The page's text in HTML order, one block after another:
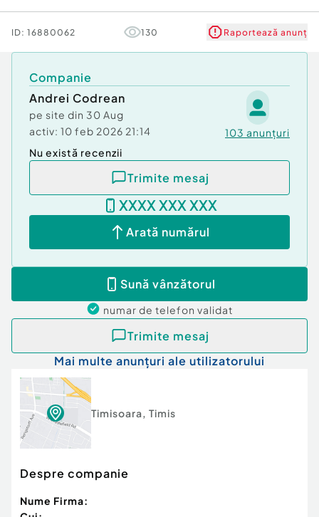
centrala termica proprie
sistem de climatizare
balcon inchis
baie cu ventilatie naturala
compartimentare practica si eficienta
zona foarte bine conectata la toate facilitatile
atat pentru locuit, cat si pentru investitie, datorita
pozitiei foarte bune si posibilitatii de amenajare
dupa propriile preferinte.
Confort:
Tip imobil: Bloc de apartamente
Număr Băi:1
Număr niveluri imobil 4
Comfort
ID: 16880062 130 Raportează anunț
Companie
Andrei Codrean
pe site din 30 Aug
activ: 10 feb 2026 21:14 103 anunțuri
Nu există recenzii
Trimite mesaj
XXXX XXX XXX
Arată numărul
Sună vânzătorul
numar de telefon validat
Trimite mesaj
Mai multe anunțuri ale utilizatorului
Timisoara, Timis
Despre companie
Nume Firma: